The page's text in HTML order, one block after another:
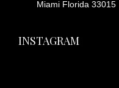
Miami Florida 33015
INSTAGRAM